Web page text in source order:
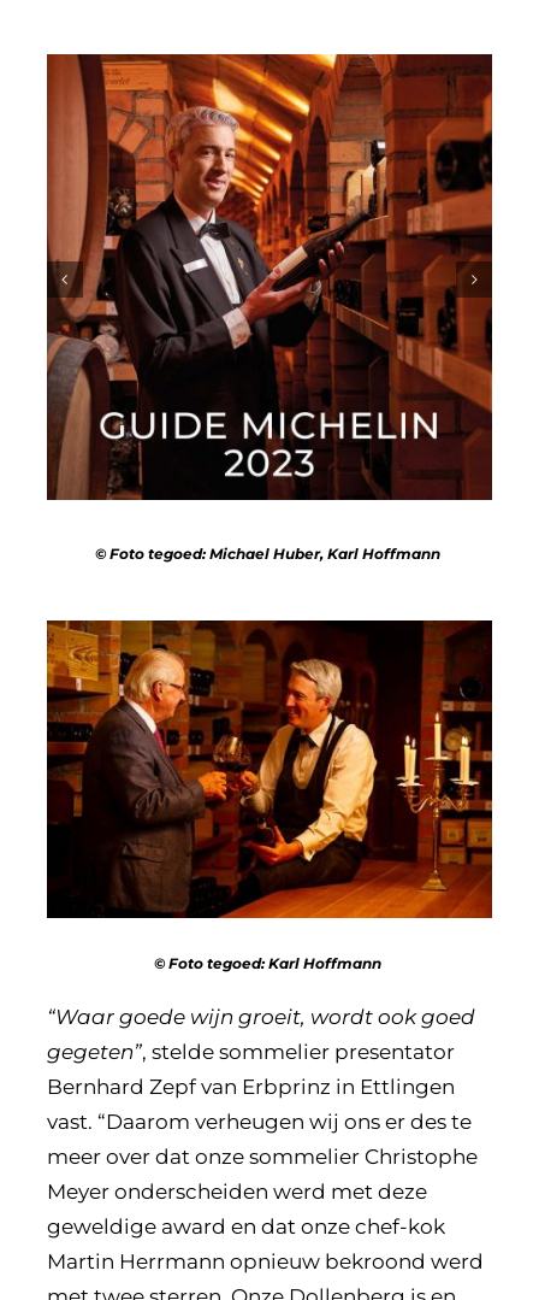
© Foto tegoed: Michael Huber, Karl Hoffmann
© Foto tegoed: Karl Hoffmann
“Waar goede wijn groeit, wordt ook goed
gegeten”, stelde sommelier presentator
Bernhard Zepf van Erbprinz in Ettlingen
vast. “Daarom verheugen wij ons er des te
meer over dat onze sommelier Christophe
Meyer onderscheiden werd met deze
geweldige award en dat onze chef-kok
Martin Herrmann opnieuw bekroond werd